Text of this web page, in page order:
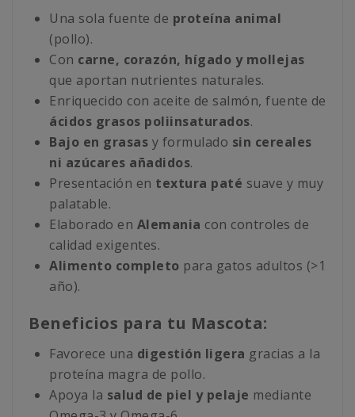
Una sola fuente de proteína animal
(pollo).
Con carne, corazón, hígado y mollejas
que aportan nutrientes naturales.
Enriquecido con aceite de salmón, fuente de
ácidos grasos poliinsaturados.
Bajo en grasas y formulado sin cereales
ni azúcares añadidos.
Presentación en textura paté suave y muy
palatable.
Elaborado en Alemania con controles de
calidad exigentes.
Alimento completo para gatos adultos (>1
año).
Beneficios para tu Mascota:
Favorece una digestión ligera gracias a la
proteína magra de pollo.
Apoya la salud de piel y pelaje mediante